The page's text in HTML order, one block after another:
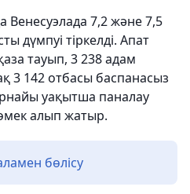
Венесуэлада 7,2 және 7,5
дүмпуі тіркелді. Апат
тауып, 3 238 адам
3 142 отбасы баспанасыз
уақытша паналау
алып жатыр.
бөлісу